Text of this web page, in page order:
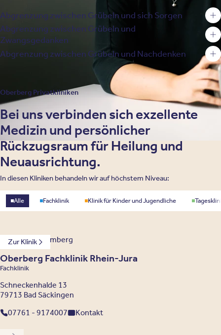
Abgrenzung zwischen Grübeln und sich Sorgen
Abgrenzung zwischen Grübeln und
Zwangsgedanken
Abgrenzung zwischen Grübeln und Nachdenken
Oberberg Privatkliniken
Bei uns verbinden sich exzellente
Medizin und persönlicher
Rückzugsraum für Heilung und
Neuausrichtung.
In diesen Kliniken behandeln wir auf höchstem Niveau:
Standorttyp
Alle Fachklinik Klinik für Kinder und Jugendliche
Zur Klinik
Baden-Württemberg
Oberberg Fachklinik Rhein-Jura
Fachklinik
Schneckenhalde 13
79713 Bad Säckingen
07761 - 9174007
Kontakt